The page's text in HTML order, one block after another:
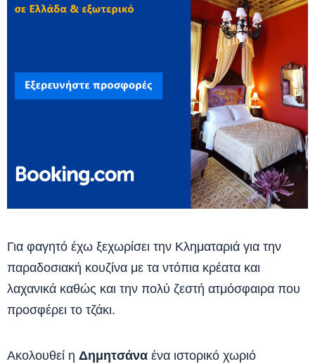
Για φαγητό έχω ξεχωρίσει την Κληματαριά για την
παραδοσιακή κουζίνα με τα ντόπια κρέατα και
λαχανικά καθώς και την πολύ ζεστή ατμόσφαιρα που
προσφέρει το τζάκι.
Ακολουθεί η Δημητσάνα ένα ιστορικό χωριό